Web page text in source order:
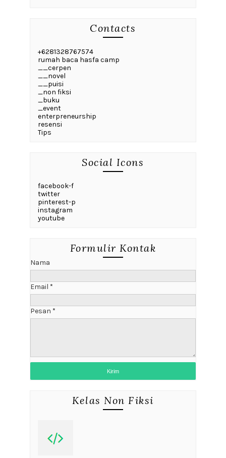
Contacts
+6281328767574
rumah baca hasfa camp
__cerpen
__novel
__puisi
_non fiksi
_buku
_event
enterpreneurship
resensi
Tips
Social Icons
facebook-f
twitter
pinterest-p
instagram
youtube
Formulir Kontak
Nama
Email *
Pesan *
Kelas Non Fiksi